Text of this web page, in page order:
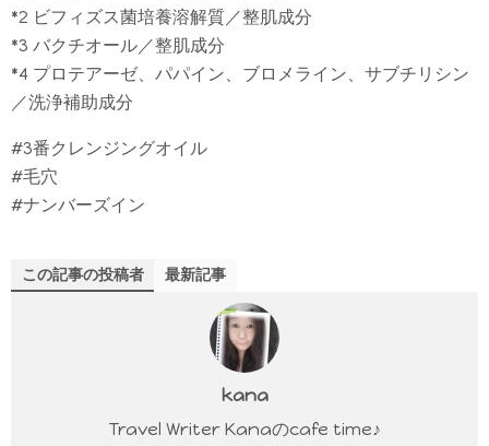
*2 ビフィズス菌培養溶解質／整肌成分
*3 バクチオール／整肌成分
*4 プロテアーゼ、パパイン、ブロメライン、サブチリシン
／洗浄補助成分
#3番クレンジングオイル
#毛穴
#ナンバーズイン
この記事の投稿者 最新記事
kana
Travel Writer Kanaのcafe time♪